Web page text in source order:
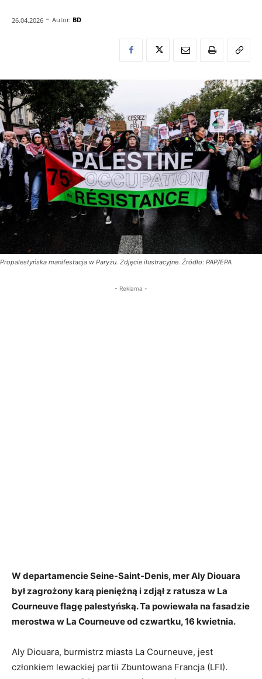
26.04.2026 - Autor: BD
Propalestyńska manifestacja w Paryżu. Zdjęcie ilustracyjne. Źródło: PAP/EPA
- Reklama -
W departamencie Seine-Saint-Denis, mer Aly Diouara
był zagrożony karą pieniężną i zdjął z ratusza w La
Courneuve flagę palestyńską. Ta powiewała na fasadzie
merostwa w La Courneuve od czwartku, 16 kwietnia.
Aly Diouara, burmistrz miasta La Courneuve, jest
członkiem lewackiej partii Zbuntowana Francja (LFI).